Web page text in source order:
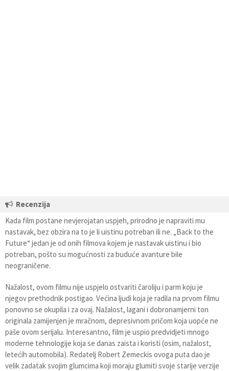
Recenzija
Kada film postane nevjerojatan uspjeh, prirodno je napraviti mu
nastavak, bez obzira na to je li uistinu potreban ili ne. „Back to the
Future“ jedan je od onih filmova kojem je nastavak uistinu i bio
potreban, pošto su mogućnosti za buduće avanture bile
neograničene.
Nažalost, ovom filmu nije uspjelo ostvariti čaroliju i parm koju je
njegov prethodnik postigao. Većina ljudi koja je radila na prvom filmu
ponovno se okupila i za ovaj. Nažalost, lagani i dobronamjerni ton
originala zamijenjen je mračnom, depresivnom pričom koja uopće ne
paše ovom serijalu. Interesantno, film je uspio predvidjeti mnogo
moderne tehnologije koja se danas zaista i koristi (osim, nažalost,
letećih automobila). Redatelj Robert Zemeckis ovoga puta dao je
velik zadatak svojim glumcima koji moraju glumiti svoje starije verzije